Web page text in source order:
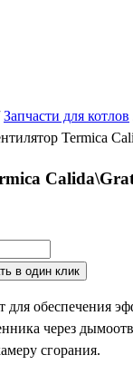
Запчасти для котлов
Termica
в один клик
для обeспечения
чepeз
сгopaния.